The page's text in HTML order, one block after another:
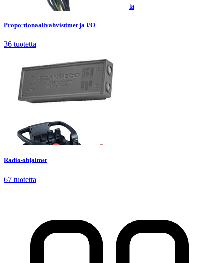
Proportionaalivahvistimet ja I/O tuotetta
Proportionaalivahvistimet ja I/O
36 tuotetta
Radio-ohjaimet67 tuotetta
Radio-ohjaimet
67 tuotetta